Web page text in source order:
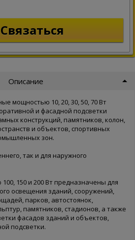
Связаться
Описание
мощностью 10, 20, 30, 50, 70 Вт
и фасадной подсветки
конструкций, памятников, колон,
и объектов, спортивных
зон.
так и для наружного
150 и 200 Вт предназначены для
освещения зданий, сооружений,
парков, автостоянок,
памятников, стадионов, а также
фасадов зданий и объектов,
подсветки.